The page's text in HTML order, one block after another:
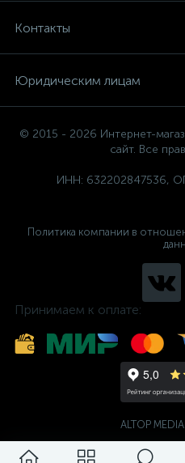
Контакты
Юридическим лицам
© 2015 - 2026 Интернет-
сайт. Все
ИНН: 632202847536,
Политика компании в
Принимаем к оплате:
ALTOP MEDIA